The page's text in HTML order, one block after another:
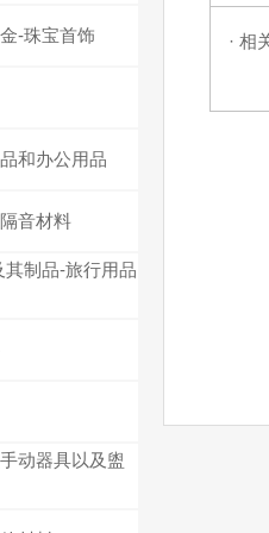
-珠宝首饰
和办公用品
音材料
其制品-旅行用品
动器具以及盥
· 相